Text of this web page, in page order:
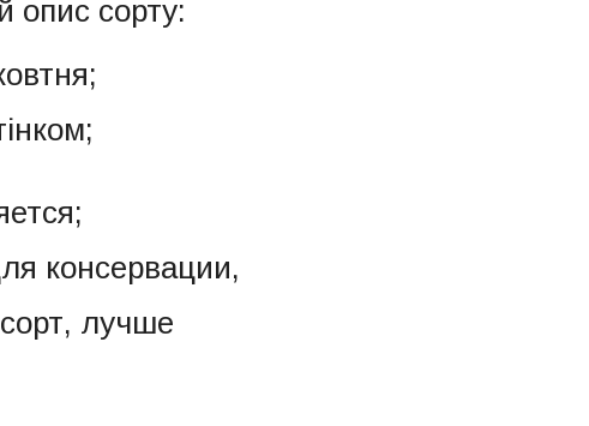
опис сорту:
консервации,
лучше